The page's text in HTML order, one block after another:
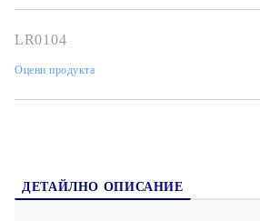
професионален и уникален вид на
LR0104
Оцени продукта
ДЕТАЙЛНО ОПИСАНИЕ